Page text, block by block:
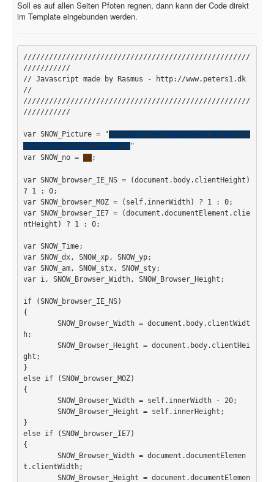
Grafik
JavaScript
Sicherheit
Home
PHP
CMS
Grafik
Sicherheit
Browsergames mit PovRay +
Home
Webdesign
CMS
Grafik
JavaScript
Sicherheit
Soll es auf allen Seiten Pfoten regnen, dann kann der Code direkt
im Template eingebunden werden.
/////////////////////////////////////////////////////
///////////
// Javascript made by Rasmus - http://www.peters1.dk
//
/////////////////////////////////////////////////////
///////////
var SNOW_Picture = " http://doku.major-online.de/image
s/stories/katzenpfote.png "
var SNOW_no =
15 ;
var SNOW_browser_IE_NS = (document.body.clientHeight)
? 1 : 0;
var SNOW_browser_MOZ = (self.innerWidth) ? 1 : 0;
var SNOW_browser_IE7 = (document.documentElement.clie
ntHeight) ? 1 : 0;
var SNOW_Time;
var SNOW_dx, SNOW_xp, SNOW_yp;
var SNOW_am, SNOW_stx, SNOW_sty;
var i, SNOW_Browser_Width, SNOW_Browser_Height;
if (SNOW_browser_IE_NS)
{
h;
ght;
}
else if (SNOW_browser_MOZ)
{
}
else if (SNOW_browser_IE7)
{
t.clientWidth;